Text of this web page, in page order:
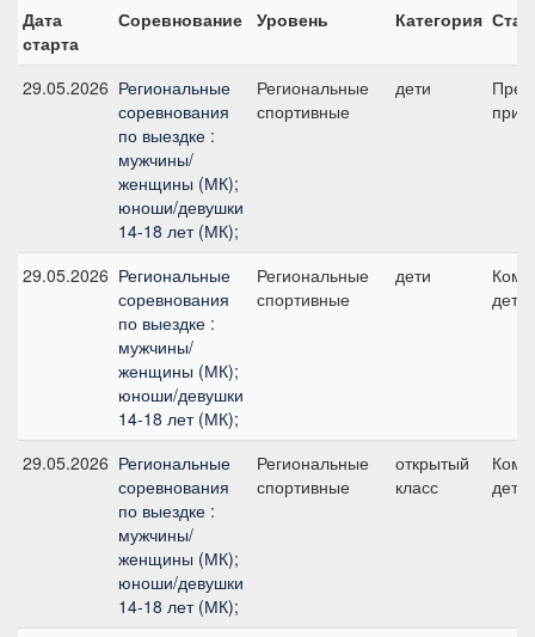
Дата
старта
Соревнование Уровень Категория
29.05.2026 Региональные
соревнования
по выездке :
мужчины/
женщины (МК);
юноши/девушки
14-18 лет (МК);
Региональные
спортивные
дети
приз
29.05.2026 Региональные
соревнования
по выездке :
мужчины/
женщины (МК);
юноши/девушки
14-18 лет (МК);
Региональные
спортивные
дети
дети
29.05.2026 Региональные
соревнования
по выездке :
мужчины/
женщины (МК);
юноши/девушки
14-18 лет (МК);
Региональные
спортивные
открытый
класс
дети